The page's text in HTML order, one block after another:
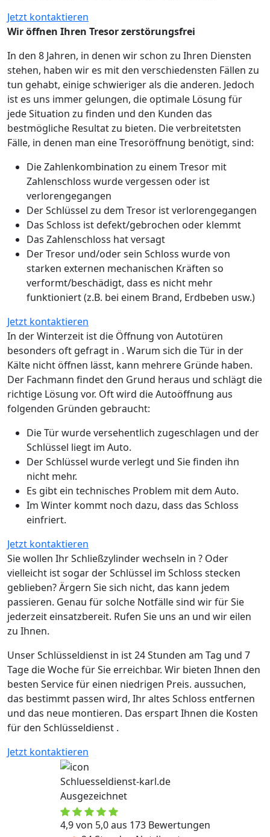
Jetzt kontaktieren
Wir öffnen Ihren Tresor zerstörungsfrei
In den 8 Jahren, in denen wir schon zu Ihren Diensten
stehen, haben wir es mit den verschiedensten Fällen zu
tun gehabt, einige schwieriger als die anderen. Jedoch
ist es uns immer gelungen, die optimale Lösung für
jede Situation zu finden und den Kunden das
bestmögliche Resultat zu bieten. Die verbreitetsten
Fälle, in denen man eine Tresoröffnung benötigt, sind:
Die Zahlenkombination zu einem Tresor mit
Zahlenschloss wurde vergessen oder ist
verlorengegangen
Der Schlüssel zu dem Tresor ist verlorengegangen
Das Schloss ist defekt/gebrochen oder klemmt
Das Zahlenschloss hat versagt
Der Tresor und/oder sein Schloss wurde von
starken externen mechanischen Kräften so
verformt/beschädigt, dass es nicht mehr
funktioniert (z.B. bei einem Brand, Erdbeben usw.)
Jetzt kontaktieren
In der Winterzeit ist die Öffnung von Autotüren
besonders oft gefragt in . Warum sich die Tür in der
Kälte nicht öffnen lässt, kann mehrere Gründe haben.
Der Fachmann findet den Grund heraus und schlägt die
richtige Lösung vor. Oft wird die Autoöffnung aus
folgenden Gründen gebraucht:
Die Tür wurde versehentlich zugeschlagen und der
Schlüssel liegt im Auto.
Der Schlüssel wurde verlegt und Sie finden ihn
nicht mehr.
Es gibt ein technisches Problem mit dem Auto.
Im Winter kommt noch dazu, dass das Schloss
einfriert.
Jetzt kontaktieren
Sie wollen Ihr Schließzylinder wechseln in ? Oder
vielleicht ist sogar der Schlüssel im Schloss stecken
geblieben? Ärgern Sie sich nicht, das kann jedem
passieren. Genau für solche Notfälle sind wir für Sie
jederzeit einsatzbereit. Rufen Sie uns an und wir eilen
zu Ihnen.
Unser Schlüsseldienst in ist 24 Stunden am Tag und 7
Tage die Woche für Sie erreichbar. Wir bieten Ihnen den
besten Service für einen niedrigen Preis. aussuchen,
das bestimmt passen wird, Ihr altes Schloss entfernen
und das neue montieren. Das erspart Ihnen die Kosten
für den Schlüsseldienst .
Jetzt kontaktieren
Schluesseldienst-karl.de
Ausgezeichnet
4,9 von 5,0 aus 173 Bewertungen